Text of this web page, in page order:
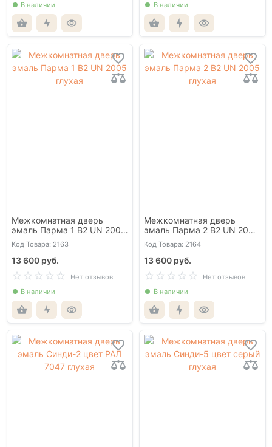
В наличии
В наличии
Межкомнатная дверь
эмаль Парма 1 В2 UN 2005
глухая
Код Товара: 2163
13 600 руб.
Нет отзывов
В наличии
Межкомнатная дверь
эмаль Парма 2 В2 UN 2005
глухая
Код Товара: 2164
13 600 руб.
Нет отзывов
В наличии